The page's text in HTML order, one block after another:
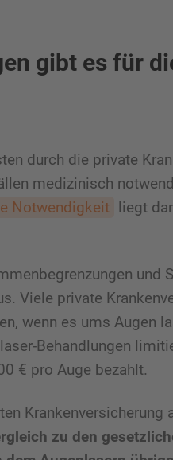
gibt es für
durch die private
medizinisch
Notwendigkeit liegt
und
Viele private
wenn es ums Augen
Behandlungen
€ pro Auge bezahlt.
Krankenversicherung
zu den